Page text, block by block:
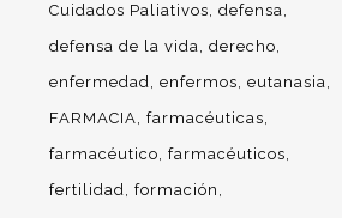
Cuidados Paliativos defensa
defensa de la vida derecho
enfermedad enfermos eutanasia
FARMACIA farmacéuticas
farmacéutico farmacéuticos
fertilidad formación